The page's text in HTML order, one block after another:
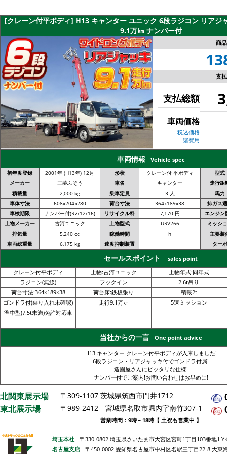
[クレーン付平ボディ] H13 キャンター ユニック 6段ラジコン リアジ
9.1万㎞ ナンバー付
商
支
支払総額
車両価格
税込価格
諸費用
車両情報 Vehicle spec
初年度登録 2001年 (H13年) 12月 形状 クレーン付 平ボディ
型式
メーカー
三菱ふそう 車名 キャンター
走行距
積載量
2,000 kg 乗車定員 3 人
馬力
車体寸法
608x204x280 荷台寸法 364x189x38
排ガス
車検期限
ナンバー付(R7/12/16) リサイクル料 7,170 円
エンジン
上物メーカー
古河ユニック 上物型式 URV266
ミッシ
排気量
5,240 cc 稼働時間 h
主要装
車両総重量
6,175 kg 速度抑制装置 ターボ
セールスポイント
sales point
クレーン付平ボディ
上物:古河ユニック
上物年式:同年式
ラジコン(無線)
フックイン
2.6t吊り
荷台寸法:364×189×38
荷台床:鉄板張り
積載2t
ゴンドラ付(乗り入れ未確認)
走行9.1万㎞
5速ミッション
準中型(7.5t未満)免許対応車
当社からの一言
One point advice
H13 キャンター クレーン付平ボディが入庫しました!
6段ラジコン・リアジャッキ付でゴンドラ付属!
造園屋さんにピッタリな仕様!
ナンバー付でご案内!お問い合わせはお早めに!
北関東展示場 〒309-1107 茨城県筑西市門井1712
東北展示場 〒989-2412 宮城県名取市堀内字南竹307-1
営業時間：9時～18時【 土祝も営業中 】
埼玉本社
〒330-0802 埼玉県さいたま市大宮区宮町1丁目103番地1
名古屋支店
〒450-0002 愛知県名古屋市中村区名駅三丁目22-8 大東